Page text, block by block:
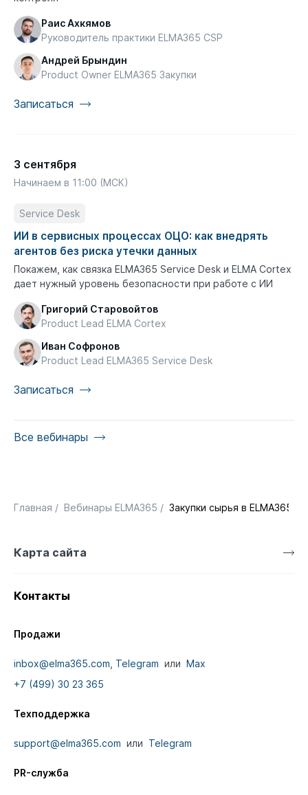
Раис Ахкямов
Руководитель практики ELMA365 CSP
Андрей Брындин
Product Owner ELMA365 Закупки
Записаться
3 сентября
Начинаем в 11:00 (МСК)
Service Desk
ИИ в сервисных процессах ОЦО: как внедрять
агентов без риска утечки данных
Покажем, как связка ELMA365 Service Desk и ELMA Cortex
дает нужный уровень безопасности при работе с ИИ
Григорий Старовойтов
Product Lead ELMA Cortex
Иван Софронов
Product Lead ELMA365 Service Desk
Записаться
Все вебинары
Главная / Вебинары ELMA365 / Закупки сырья в ELMA365:
Карта сайта
Контакты
Продажи
inbox@elma365.com Telegram или Max
+7 (499) 30 23 365
Техподдержка
support@elma365.com или Telegram
PR-служба